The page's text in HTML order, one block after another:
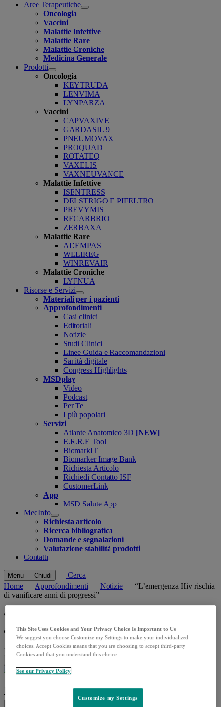
Aree Terapeutiche
Open
Oncologia
Vaccini
Malattie Infettive
Malattie Rare
Malattie Croniche
Medicina Generale
Prodotti
Open
submenu
Oncologia
KEYTRUDA
LENVIMA
LYNPARZA
Vaccini
CAPVAXIVE
GARDASIL 9
PNEUMOVAX
PROQUAD
ROTATEQ
VAXELIS
VAXNEUVANCE
Malattie Infettive
ISENTRESS
DELSTRIGO E PIFELTRO
PREVYMIS
RECARBRIO
ZERBAXA
Malattie Rare
ADEMPAS
WELIREG
WINREVAIR
Malattie Croniche
LYFNUA
Risorse e Servizi
Open
submenu
Materiali per i pazienti
Approfondimenti
Casi clinici
Editoriali
Notizie
Studi Clinici
Linee Guida e Raccomandazioni
Sanità digitale
Congress Highlights
MSDplay
Video
Podcast
Per Te
I più popolari
Servizi
Atlante Anatomico 3D [NEW]
E.R.R.E Tool
BiomarkIT
Biomarker Image Bank
Richiesta Articolo
Richiedi Contatto ISF
CustomerLink
App
MSD Salute App
MedInfo
Open
submenu
Richiesta articolo
Ricerca bibliografica
Domande e segnalazioni
Valutazione stabilità prodotti
Contatti
Menu Chiudi
Cerca
Home
Approfondimenti Notizie
“L’emergenza Hiv rischia
di vanificare anni di progressi”
“L’emergenza Hiv rischia di vanificare
anni di progressi”
16.06.2026|Quotidiano Sanità
L’Onu lancia l’allarme sui tagli ai fondi e
la criminalizzazione delle minoranze
This Site Uses Cookies and Your Privacy Choice Is Important to Us
We suggest you choose Customize my Settings to make your individualized
choices. Accept Cookies means that you are choosing to accept third-party
Cookies and that you understand this choice.
See our Privacy Policy
Customize my Settings